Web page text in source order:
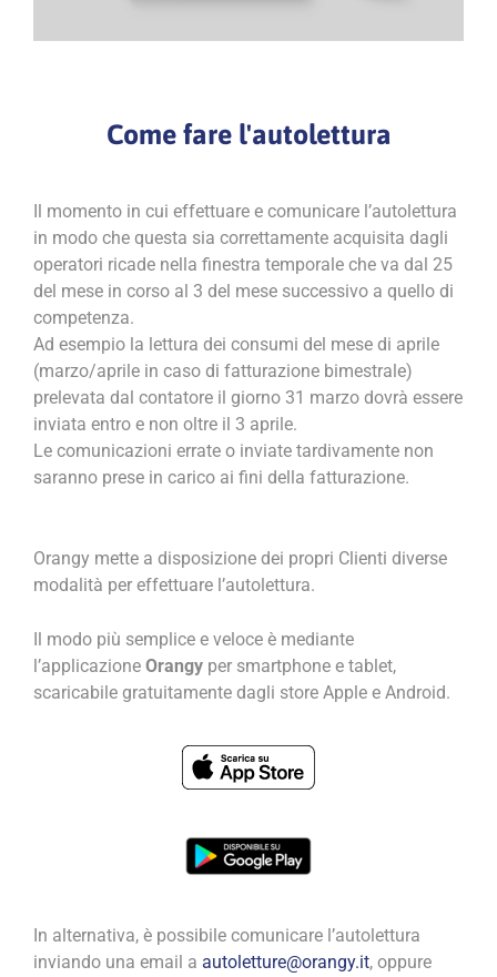
Come fare l'autolettura
Il momento in cui effettuare e comunicare l’autolettura
in modo che questa sia correttamente acquisita dagli
operatori ricade nella finestra temporale che va dal 25
del mese in corso al 3 del mese successivo a quello di
competenza.
Ad esempio la lettura dei consumi del mese di aprile
(marzo/aprile in caso di fatturazione bimestrale)
prelevata dal contatore il giorno 31 marzo dovrà essere
inviata entro e non oltre il 3 aprile.
Le comunicazioni errate o inviate tardivamente non
saranno prese in carico ai fini della fatturazione.
Orangy mette a disposizione dei propri Clienti diverse
modalità per effettuare l’autolettura.
Il modo più semplice e veloce è mediante
l’applicazione Orangy per smartphone e tablet,
scaricabile gratuitamente dagli store Apple e Android.
In alternativa, è possibile comunicare l’autolettura
inviando una email a autoletture@orangy.it, oppure